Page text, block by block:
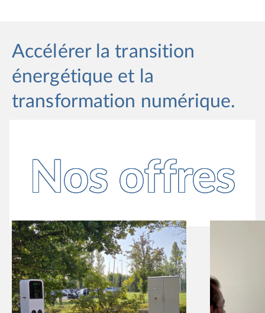
Accélérer la transition
énergétique et la
transformation numérique.
Nos offres